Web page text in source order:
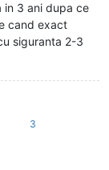
in 3 ani dupa ce
cand exact
siguranta 2-3
3